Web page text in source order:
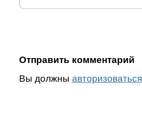
Отправить комментарий
Вы должны авторизоваться